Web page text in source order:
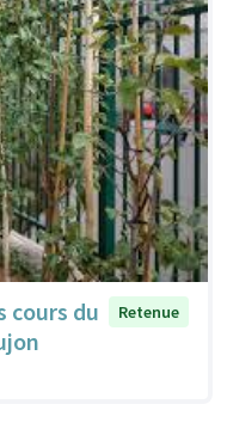
cours du
Retenue